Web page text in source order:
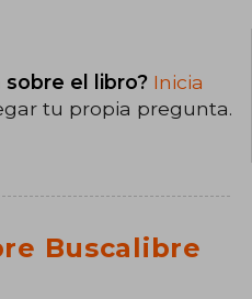
el libro? Inicia
tu propia pregunta.
Buscalibre